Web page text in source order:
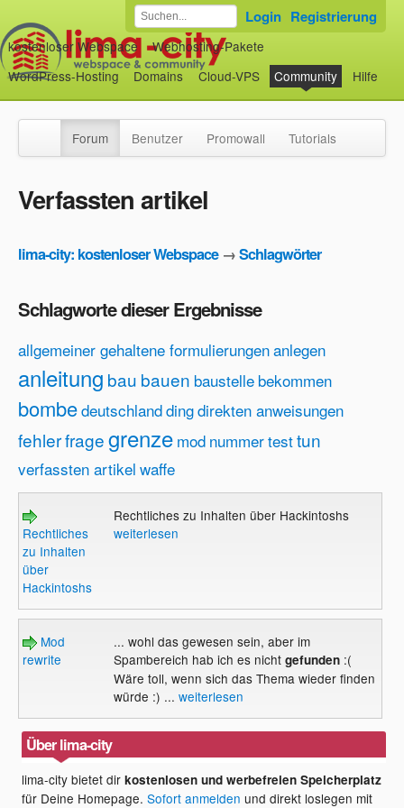
kostenloser Webspace
Webhosting-Pakete
WordPress-Hosting
Domains Cloud-VPS Community Hilfe
Login Registrierung
Forum Benutzer Promowall Tutorials
Verfassten artikel
lima-city: kostenloser Webspace→Schlagwörter
Schlagworte dieser Ergebnisse
allgemeiner gehaltene formulierungenanlegen
anleitung bau bauen baustelle bekommen
bombedeutschlanddingdirekten anweisungen
fehlerfragegrenze mod nummertesttun
verfassten artikel waffe
Rechtliches
zu Inhalten
über
Hackintoshs
Rechtliches zu Inhalten über Hackintoshs
weiterlesen
Mod
rewrite
... wohl das gewesen sein, aber im
Spambereich hab ich es nichtgefunden:(
Wäre toll, wenn sich das Thema wieder finden
würde :) ... weiterlesen
Über lima-city
lima-city bietet dirkostenlosen und werbefreien Speicherplatz
für Deine Homepage.Sofort anmelden und direkt loslegen mit